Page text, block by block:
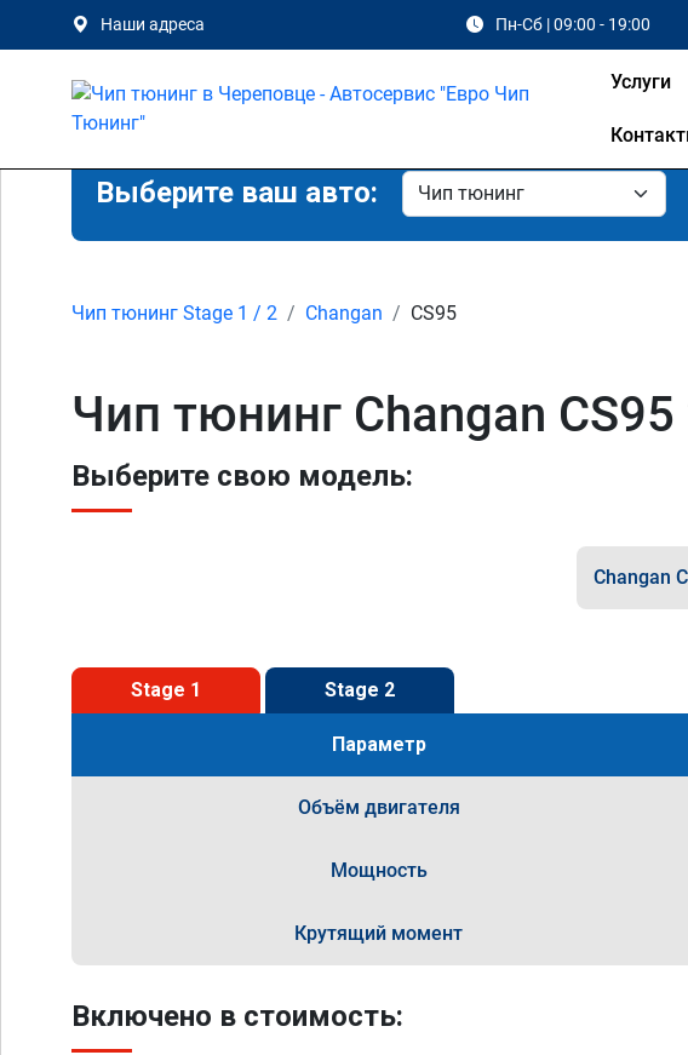
Наши адреса Пн-Сб | 09:00 - 19:00
Услуги
Выберите ваш авто:
Чип тюнинг Stage 1 / 2 Changan CS95
Чип тюнинг Changan
Выберите свою модель:
Changan
Stage 1 Stage 2
Параметр
Объём двигателя
Мощность
Крутящий момент
Включено в стоимость: